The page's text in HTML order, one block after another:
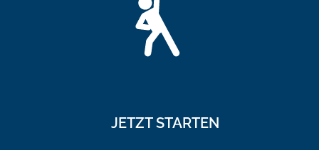
JETZT STARTEN